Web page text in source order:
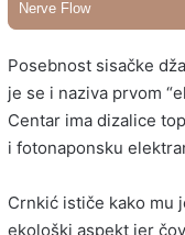
Posebnost sisačke
je se i naziva prvom
Centar ima dizalice
i fotonaponsku
Crnkić ističe kako mu
ekološki aspekt jer